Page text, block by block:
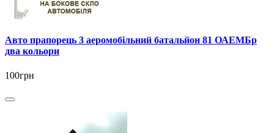
Авто прапорець 3 аеромобільний батальйон 81 ОАЕМБр
два кольори
100грн